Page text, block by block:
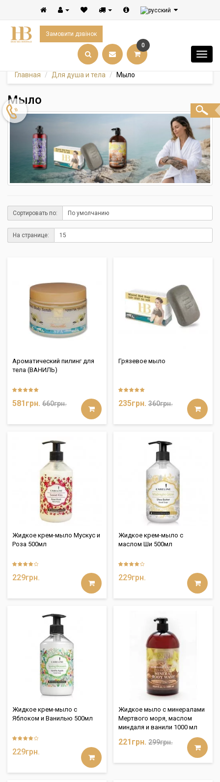
Замовити дзвінок
0
Главная Для душа и тела Мыло
Мыло
Сортировать по:
На странице:
Ароматический пилинг для
тела (ВАНИЛЬ)
581грн. 660грн.
Грязевое мыло
235грн. 360грн.
Жидкое крем-мыло Мускус и
Роза 500мл
229грн.
Жидкое крем-мыло с
маслом Ши 500мл
229грн.
Жидкое крем-мыло с
Яблоком и Ванилью 500мл
229грн.
Жидкое мыло с минералами
Мертвого моря, маслом
миндаля и ванили 1000 мл
221грн. 299грн.